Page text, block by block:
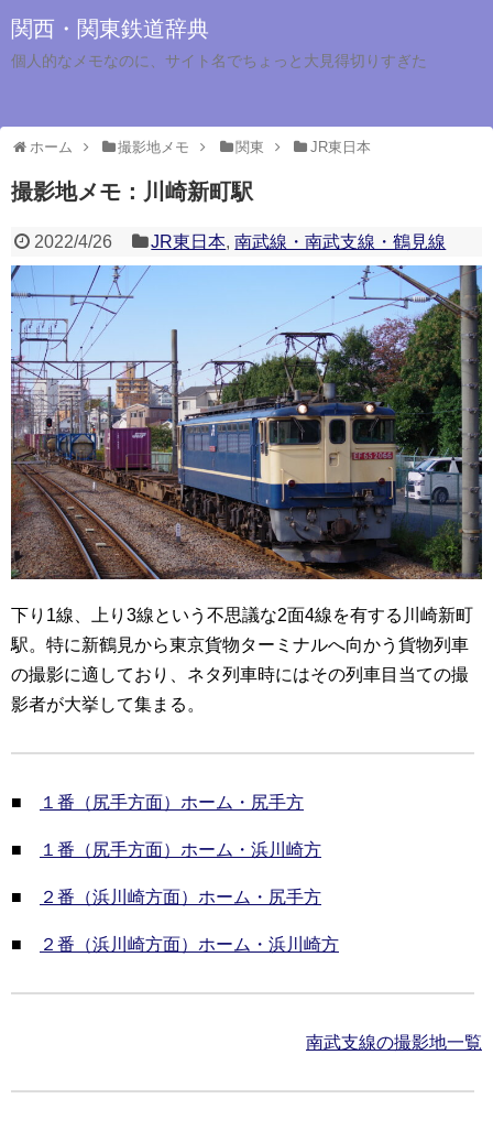
関西・関東鉄道辞典
個人的なメモなのに、サイト名でちょっと大見得切りすぎた
ホーム 撮影地メモ 関東 JR東日本
撮影地メモ：川崎新町駅
2022/4/26 JR東日本,南武線・南武支線・鶴見線
下り1線、上り3線という不思議な2面4線を有する川崎新町
駅。特に新鶴見から東京貨物ターミナルへ向かう貨物列車
の撮影に適しており、ネタ列車時にはその列車目当ての撮
影者が大挙して集まる。
■ １番（尻手方面）ホーム・尻手方
■ １番（尻手方面）ホーム・浜川崎方
■ ２番（浜川崎方面）ホーム・尻手方
■ ２番（浜川崎方面）ホーム・浜川崎方
南武支線の撮影地一覧